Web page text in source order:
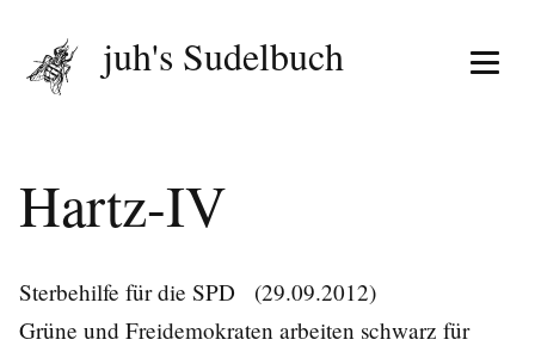
Menü
juh's Sudelbuch
Hartz-IV
Sterbehilfe für die SPD
(29.09.2012)
Grüne und Freidemokraten arbeiten schwarz für